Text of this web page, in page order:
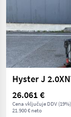
Hyster J
26.061 €
Cena vključuje DDV (19%)
21.900 € neto